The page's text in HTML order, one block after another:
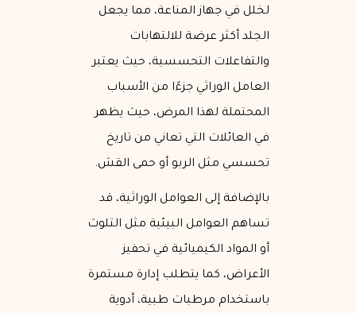
لخلل في جهاز المناعة، مما يجعل
الجلد أكثر عرضة للالتهابات
والتفاعلات التحسسية، حيث يعتبر
العامل الوراثي جزءًا من الأسباب
المحتملة لهذا المرض، حيث يظهر
في العائلات التي تعاني من تاريخ
تحسسي مثل الربو أو حمى القش.
بالإضافة إلى العوامل الوراثية، قد
تساهم العوامل البيئية مثل التلوث
أو المواد الكيميائية في تحفيز
الأعراض، كما يتطلب إدارة مستمرة
باستخدام مرطبات طبية، أدوية